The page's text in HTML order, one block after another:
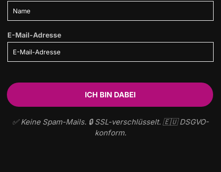
E-Mail-Adresse
✅ Keine Spam-Mails. 🔒 SSL-verschlüsselt. 🇪🇺 DSGVO-
konform.